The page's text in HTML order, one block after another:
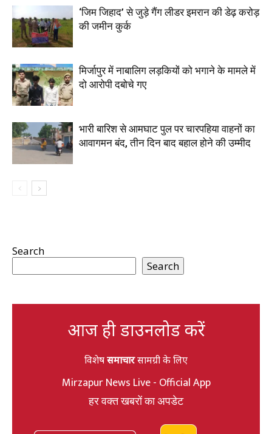
‘जिम जिहाद’ से जुड़े गैंग लीडर इमरान की डेढ़ करोड़
की जमीन कुर्क
मिर्जापुर में नाबालिग लड़कियों को भगाने के मामले में
दो आरोपी दबोचे गए
भारी बारिश से आमघाट पुल पर चारपहिया वाहनों का
आवागमन बंद, तीन दिन बाद बहाल होने की उम्मीद
Search
Search
आज ही डाउनलोड करें
विशेषसमाचारसामग्री के लिए
Mirzapur News Live - Official App
हर वक्त खबरों का अपडेट